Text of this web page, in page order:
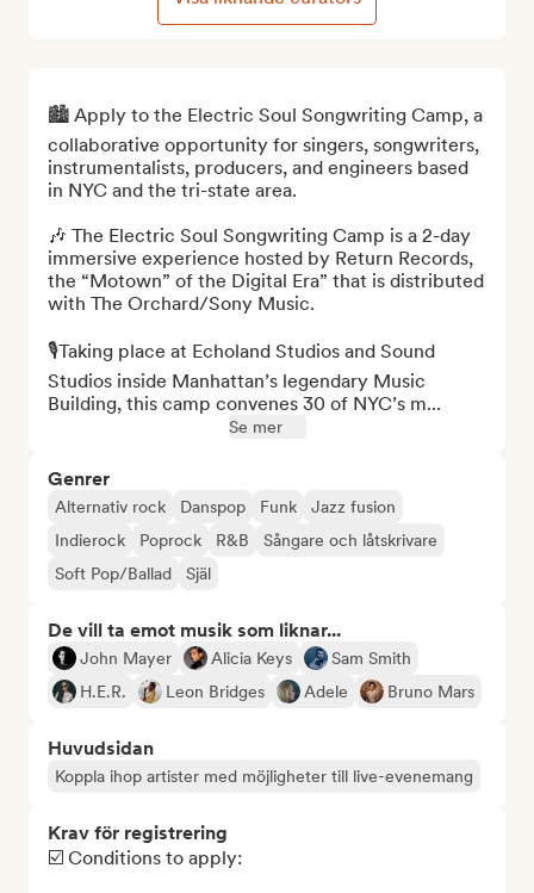
🏙️ Apply to the Electric Soul Songwriting Camp, a
collaborative opportunity for singers, songwriters,
instrumentalists, producers, and engineers based
in NYC and the tri-state area.
🎶 The Electric Soul Songwriting Camp is a 2-day
immersive experience hosted by Return Records,
the “Motown” of the Digital Era” that is distributed
with The Orchard/Sony Music.
🎙️Taking place at Echoland Studios and Sound
Studios inside Manhattan’s legendary Music
Building, this camp convenes 30 of NYC’s m...
Se mer
Genrer
Alternativ rock Danspop Funk
Jazz fusion
Indierock
Poprock R&B
Sångare och låtskrivare
Soft Pop/Ballad
Själ
De vill ta emot musik som liknar...
John Mayer Alicia Keys
Sam Smith
H.E.R.
Leon Bridges Adele Bruno Mars
Huvudsidan
Koppla ihop artister med möjligheter till live-evenemang
Krav för registrering
☑️ Conditions to apply: